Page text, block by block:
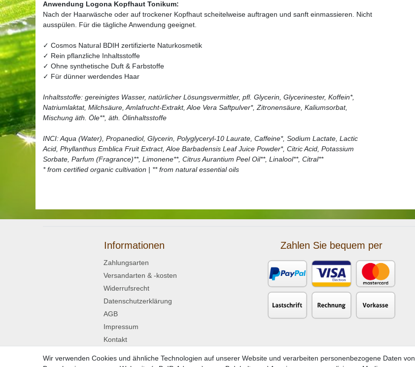
Anwendung Logona Kopfhaut Tonikum:
Nach der Haarwäsche oder auf trockener Kopfhaut scheitelweise auftragen und sanft einmassieren. Nicht
ausspülen. Für die tägliche Anwendung geeignet.
✓ Cosmos Natural BDIH zertifizierte Naturkosmetik
✓ Rein pflanzliche Inhaltsstoffe
✓ Ohne synthetische Duft & Farbstoffe
✓ Für dünner werdendes Haar
Inhaltsstoffe: gereinigtes Wasser, natürlicher Lösungsvermittler, pfl. Glycerin, Glycerinester, Koffein*,
Natriumlaktat, Milchsäure, Amlafrucht-Extrakt, Aloe Vera Saftpulver*, Zitronensäure, Kaliumsorbat,
Mischung äth. Öle**, äth. Ölinhaltsstoffe
INCI: Aqua (Water), Propanediol, Glycerin, Polyglyceryl-10 Laurate, Caffeine*, Sodium Lactate, Lactic
Acid, Phyllanthus Emblica Fruit Extract, Aloe Barbadensis Leaf Juice Powder*, Citric Acid, Potassium
Sorbate, Parfum (Fragrance)**, Limonene**, Citrus Aurantium Peel Oil**, Linalool**, Citral**
* from certified organic cultivation | ** from natural essential oils
Informationen
Zahlungsarten
Versandarten & -kosten
Widerrufsrecht
Datenschutzerklärung
AGB
Impressum
Kontakt
Widerrufsformular
Zahlen Sie bequem per
Wir verwenden Cookies und ähnliche Technologien auf unserer Website und verarbeiten personenbezogene Daten von